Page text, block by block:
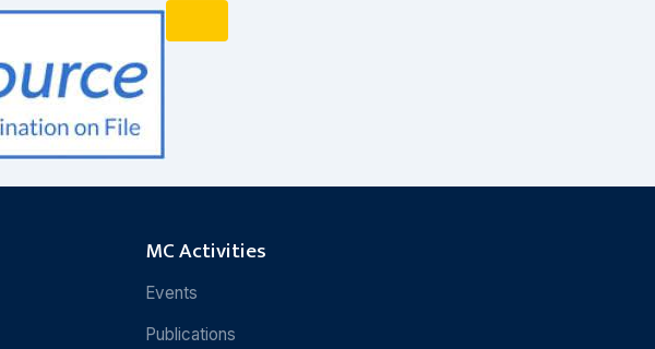
MC Activities
Events
Publications